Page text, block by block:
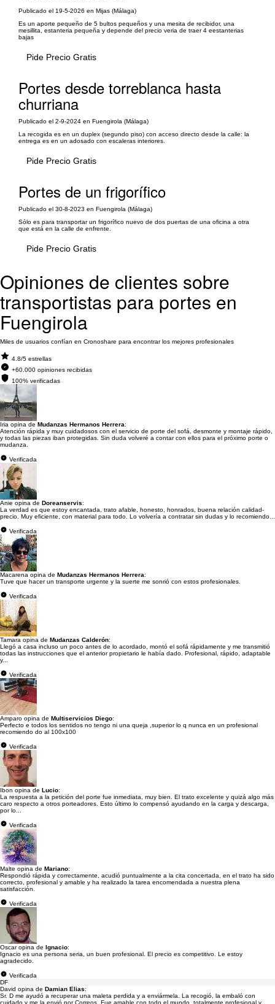
Publicado el 19-5-2026 en Mijas (Málaga)
Es un aporte pequeño de 5 bultos pequeños y una mesita de recibidor, una
mesillita, estanteria pequeña y depende del precio veria de traer 4 eestanterias
bajas
Pide Precio Gratis
Portes desde torreblanca hasta
churriana
Publicado el 2-9-2024 en Fuengirola (Málaga)
La recogida es en un duplex (segundo piso) con acceso directo desde la calle: la
entrega es en un adosado con escaleras interiores.
Pide Precio Gratis
Portes de un frigorífico
Publicado el 30-8-2023 en Fuengirola (Málaga)
Sólo es para transportar un frigorífico nuevo de dos puertas de una oficina a otra
que está en la calle de enfrente.
Pide Precio Gratis
Opiniones de clientes sobre
transportistas para portes en
Fuengirola
Miles de usuarios confían en Cronoshare para encontrar los mejores profesionales
4.8/5 estrellas
+60.000 opiniones recibidas
100% verificadas
Iria opina de Mudanzas Hermanos Herrera:
Atención rápida y muy cuidadosos con el servicio de porte del sofá, desmonte y montaje rápido,
y todas las piezas iban protegidas. Sin duda volveré a contar con ellos para el próximo porte o
mudanza.
Verificada
Anie opina de Doreanservis:
La verdad es que estoy encantada, trato afable, honesto, honrados, buena relación calidad-
precio. Muy eficiente, con material para todo. Lo volvería a contratar sin dudas y lo recomiendo...
Verificada
Macarena opina de Mudanzas Hermanos Herrera:
Tuve que hacer un transporte urgente y la suerte me sonrió con estos profesionales.
Verificada
Tamara opina de Mudanzas Calderón:
Llegó a casa incluso un poco antes de lo acordado, montó el sofá rápidamente y me transmitió
todas las instrucciones que el anterior propietario le había dado. Profesional, rápido, adaptable
y...
Verificada
Amparo opina de Multiservicios Diego:
Perfecto e todos los sentidos no tengo ni una queja ,superior lo q nunca en un profesional
recomiendo do al 100x100
Verificada
Ibon opina de Lucio:
La respuesta a la petición del porte fue inmediata, muy bien. El trato excelente y quizá algo más
caro respecto a otros porteadores. Esto último lo compensó ayudando en la carga y descarga,
por lo...
Verificada
Malte opina de Mariano:
Respondió rápida y correctamente, acudió puntualmente a la cita concertada, en el trato ha sido
correcto, profesional y amable y ha realizado la tarea encomendada a nuestra plena
satisfacción.
Verificada
Oscar opina de Ignacio:
Ignacio es una persona seria, un buen profesional. El precio es competitivo. Le estoy
agradecido.
Verificada
DF
David opina de Damian Elias:
Sr. D me ayudó a recuperar una maleta perdida y a enviármela. La recogió, la embaló con
cuidado y me la envió por Correos. Fue amable con todo el mundo, totalmente profesional y